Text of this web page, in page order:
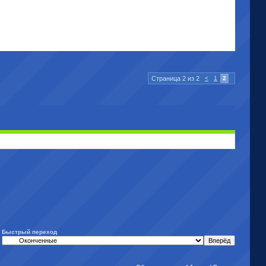
Страница 2 из 2 < 1 2
Быстрый переход